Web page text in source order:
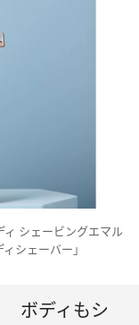
ィ シェービングエマル
シェーバー」
ボディもシ